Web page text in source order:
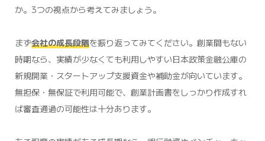
か。3つの視点から考えてみましょう。
まず会社の成長段階を振り返ってみてください。創業間もない
時期なら、実績が少なくても利用しやすい日本政策金融公庫の
新規開業・スタートアップ支援資金や補助金が向いています。
無担保・無保証で利用可能で、創業計画書をしっかり作成すれ
ば審査通過の可能性は十分あります。